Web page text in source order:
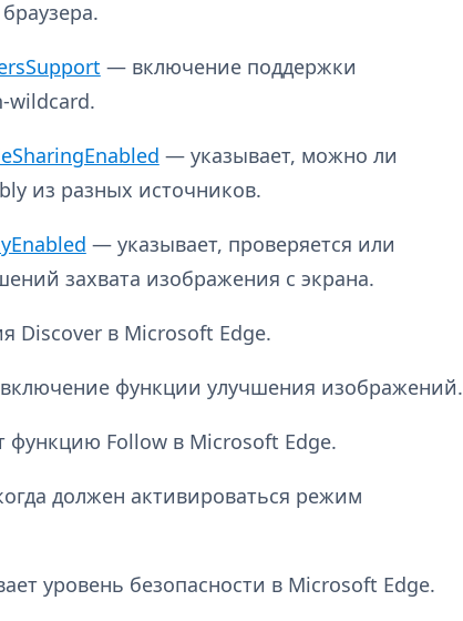
— включение поддержки
wildcard.
— указывает, можно ли
из разных источников.
— указывает, проверяется или
захвата изображения с экрана.
Discover в Microsoft Edge.
функции улучшения изображений.
Follow в Microsoft Edge.
должен активироваться режим
уровень безопасности в Microsoft Edge.